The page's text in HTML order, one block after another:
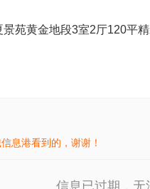
苑黄金地段3室2厅120平
息港看到的，谢谢！
信息已过期，